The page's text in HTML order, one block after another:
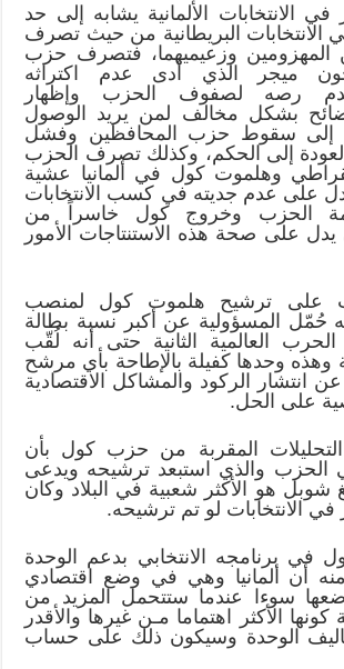
الانتخابات الألمانية يشابه إلى حد
الانتخابات البريطانية من حيث تصرف
المهزومين وزعيميهما، فتصرف حزب
ميجر الذي أدى عدم اكتراثه
وعدم رصه لصفوف الحزب وإظهار
بشكل مخالف لمن يريد الوصول
إلى سقوط حزب المحافظين وفشل
إلى الحكم، وكذلك تصرف الحزب
وهلموت كول في ألمانيا عشية
دل على عدم جديته في كسب الانتخابات
الحزب وخروج كول خاسراً من
يدل على صحة هذه الاستنتاجات الأمور
على ترشيح هلموت كول لمنصب
حُمّل المسؤولية عن أكبر نسبة بطالة
الحرب العالمية الثانية حتى أنه لُقّب
وهذه وحدها كفيلة بالإطاحة بأي مرشح
عن انتشار الركود والمشاكل الاقتصادية
على الحل.
المقربة من حزب كول بأن
الحزب والذي استبعد ترشيحه ويدعى
هو الأكثر شعبية في البلاد وكان
الانتخابات لو تم ترشيحه.
في برنامجه الانتخابي بدعم الوحدة
منه أن ألمانيا وهي في وضع اقتصادي
سوءا عندما ستتحمل المزيد من
كونها الأكثر اهتماما مـن غيرها والأقدر
الوحدة وسيكون ذلك على حساب